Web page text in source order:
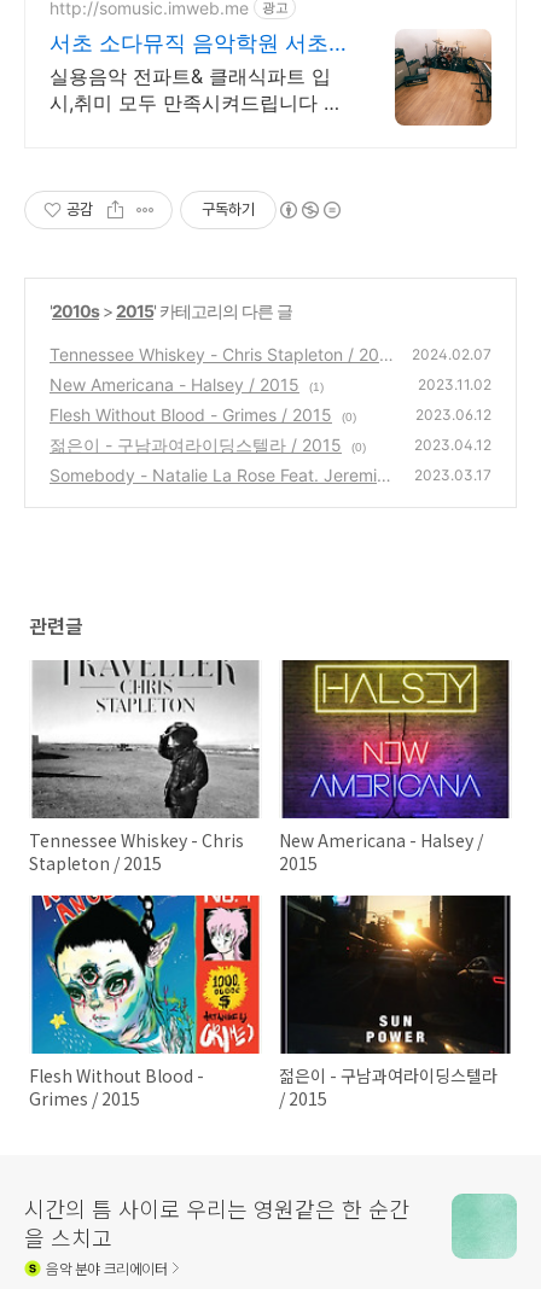
http://somusic.imweb.me 광고
서초 소다뮤직 음악학원 서초
실용음악학원 소다뮤직
실용음악 전파트& 클래식파트 입
시,취미 모두 만족시켜드립니다 원
공감 구독하기
'2010s>2015' 카테고리의 다른 글
Tennessee Whiskey - Chris Stapleton / 201
5
(3)
2024.02.07
New Americana - Halsey / 2015 (1) 2023.11.02
Flesh Without Blood - Grimes / 2015 (0) 2023.06.12
젊은이 - 구남과여라이딩스텔라 / 2015 (0) 2023.04.12
Somebody - Natalie La Rose Feat. Jeremih
2023.03.17
관련글
Tennessee Whiskey - Chris
Stapleton / 2015
New Americana - Halsey /
2015
Flesh Without Blood -
Grimes / 2015
젊은이 - 구남과여라이딩스텔라
/ 2015
시간의 틈 사이로 우리는 영원같은 한 순간
을 스치고
음악분야 크리에이터